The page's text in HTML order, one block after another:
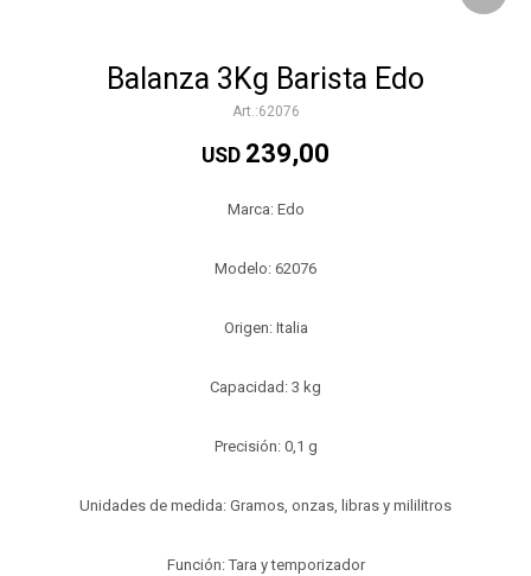
Balanza 3Kg Barista Edo
62076
USD 239,00
Marca: Edo
Modelo: 62076
Origen: Italia
Capacidad: 3 kg
Precisión: 0,1 g
Unidades de medida: Gramos, onzas, libras y mililitros
Función: Tara y temporizador